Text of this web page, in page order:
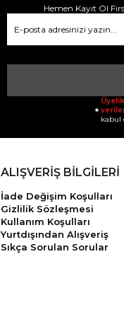
Hemen Kayıt Ol
kabul
ALIŞVERİŞ BİLGİLERİ
İade Değişim Koşulları
Gizlilik Sözleşmesi
Kullanım Koşulları
Yurtdışından Alışveriş
Sıkça Sorulan Sorular